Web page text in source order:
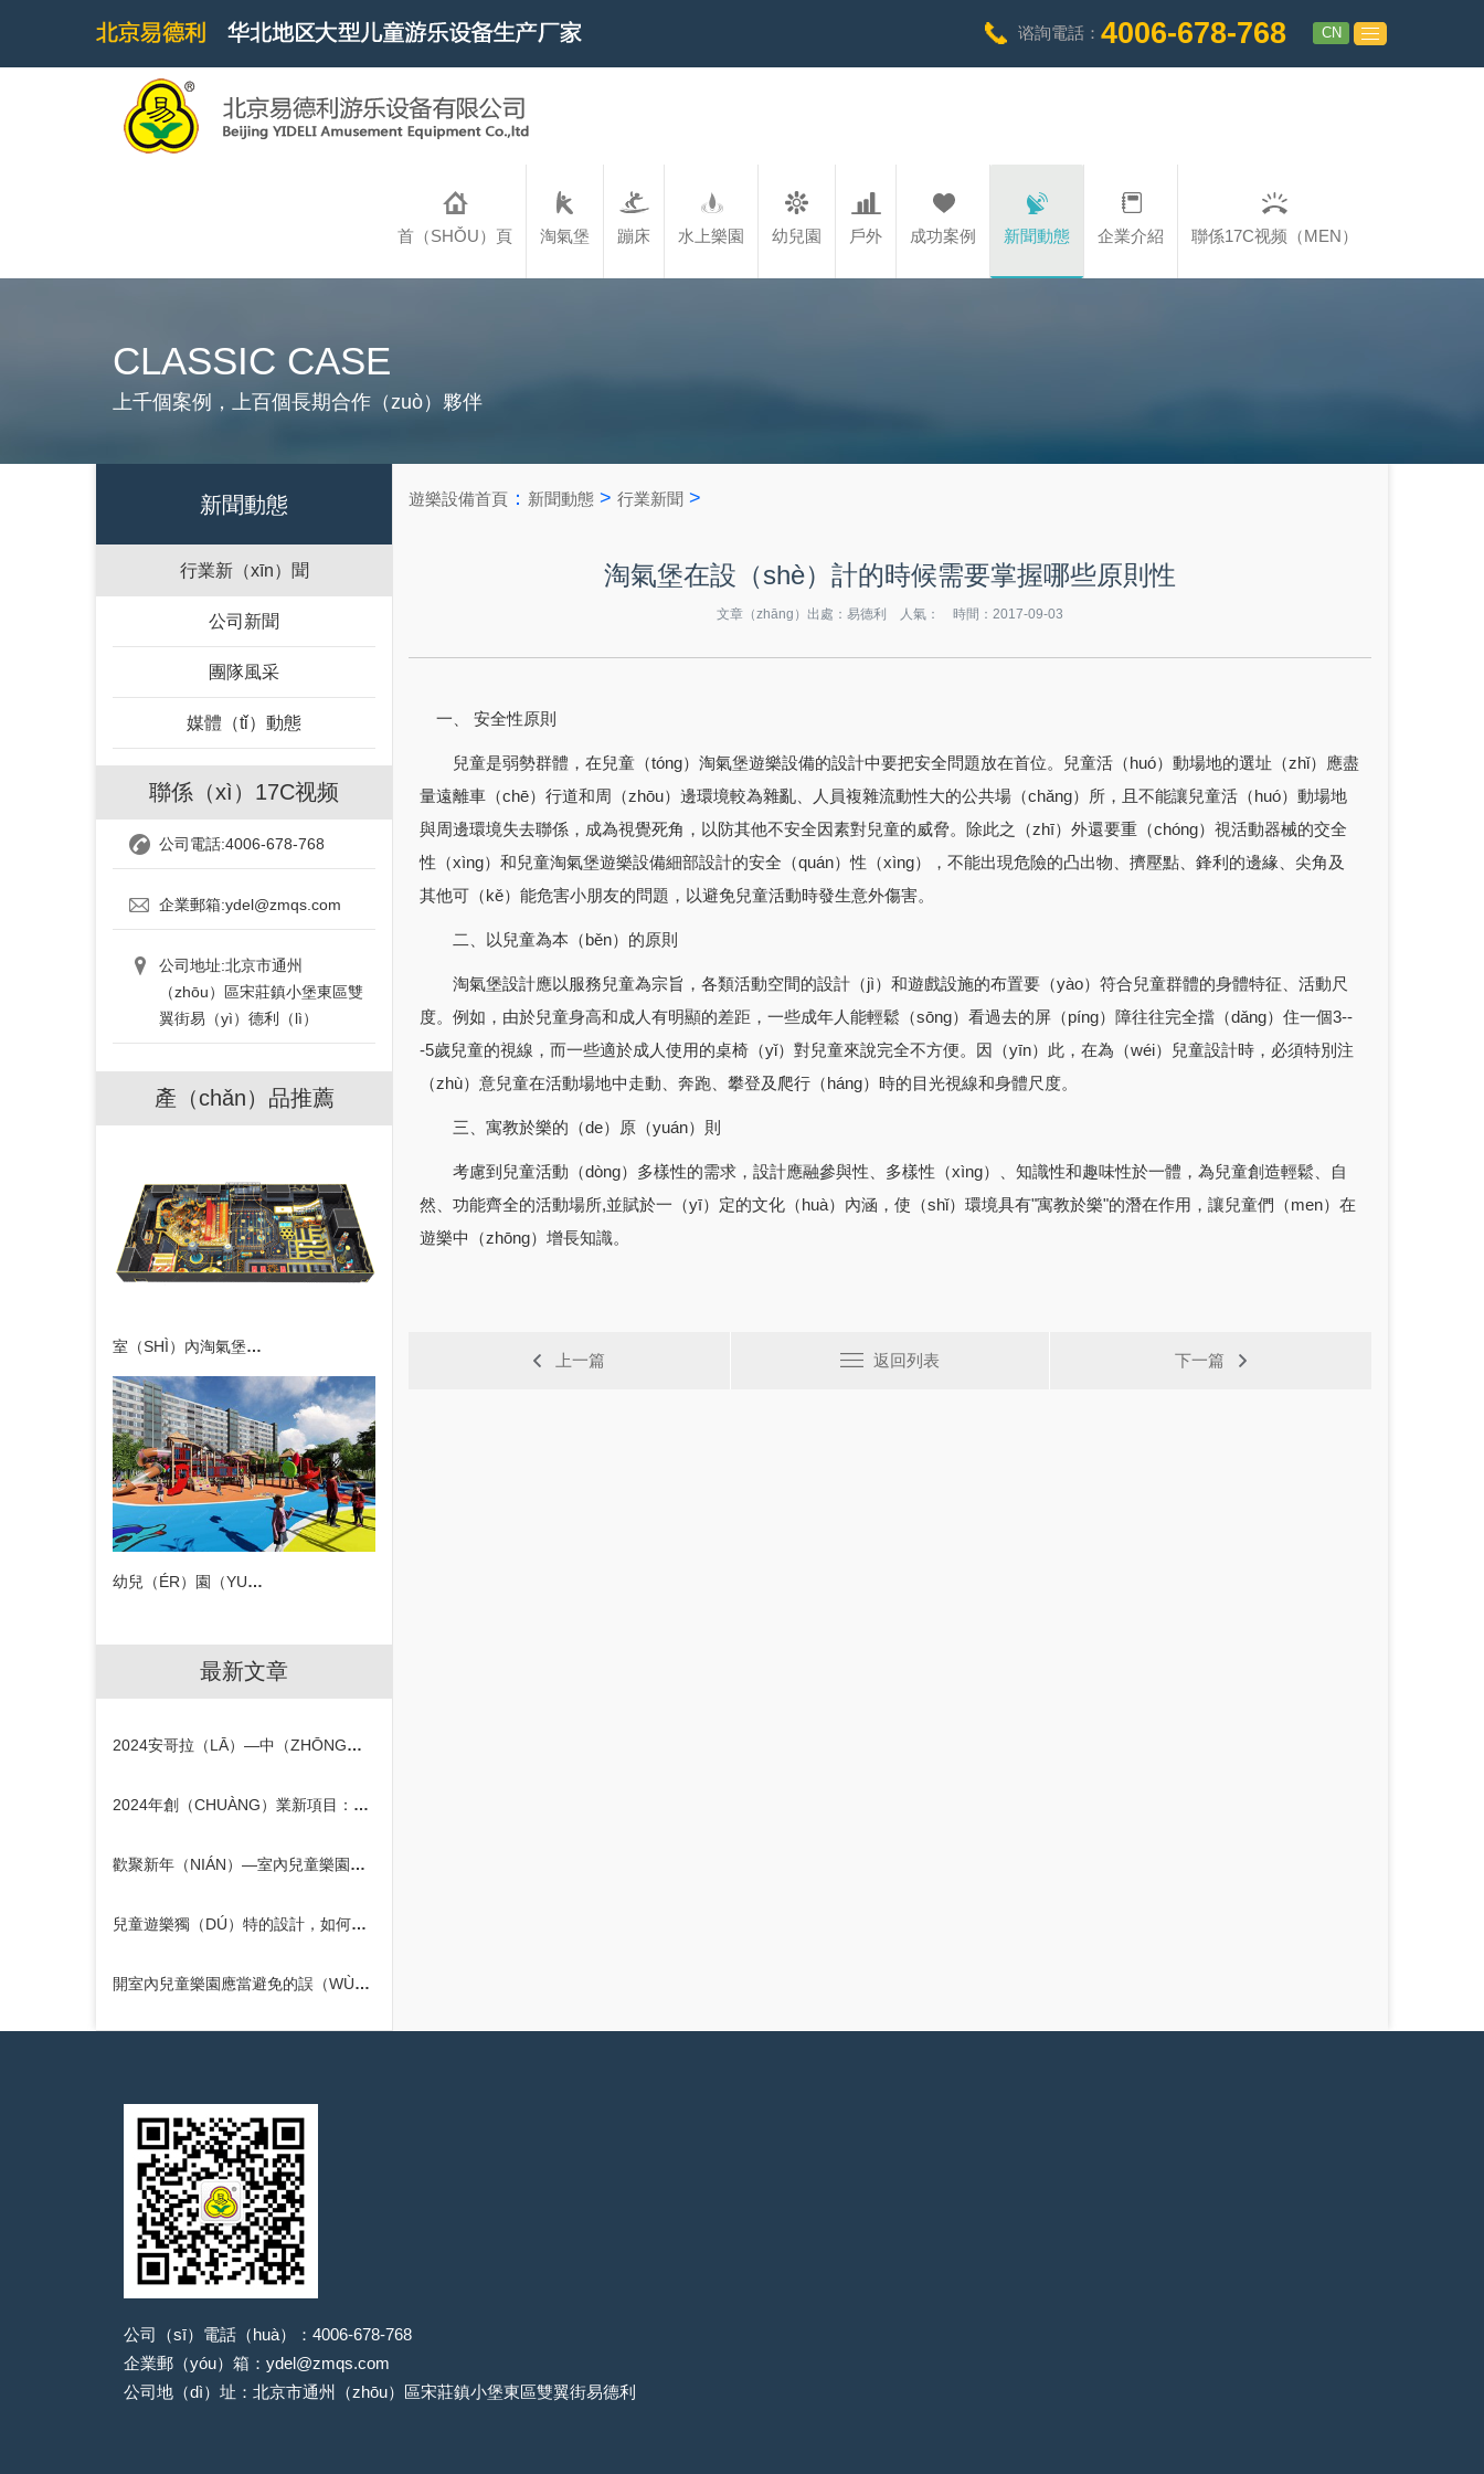
谘詢電話： 4006-678-768 CN
首（SHǑU）頁 淘氣堡 蹦床 水上樂園 幼兒園 戶外 成功案例 新聞動態 企業介紹 聯係17C视频（MEN）
CLASSIC CASE
上千個案例，上百個長期合作（zuò）夥伴
新聞動態
行業新（xīn）聞
公司新聞
團隊風采
媒體（tǐ）動態
聯係（xì）17C视频
公司電話:4006-678-768
企業郵箱:ydel@zmqs.com
公司地址:北京市通州
（zhōu）區宋莊鎮小堡東區雙
翼街易（yì）德利（lì）
產（chǎn）品推薦
室（SHÌ）內淘氣堡運動公園
幼兒（ÉR）園（YUÁN）木製組合（HÉ）滑梯設備
最新文章
2024安哥拉（LĀ）—中（ZHŌNG）國（GUÓ）商（SHĀNG）務高峰論壇在京召開
2024年創（CHUÀNG）業新項目：打造室內兒（ÉR）童（TÓNG）樂園的契（QÌ）機
歡聚新年（NIÁN）—室內兒童樂園元旦活動策劃方（FĀNG）案
兒童遊樂獨（DÚ）特的設計，如何（HÉ）吸引孩子的注意力
開室內兒童樂園應當避免的誤（WÙ）區
遊樂設備首頁 ： 新聞動態 > 行業新聞 >
淘氣堡在設（shè）計的時候需要掌握哪些原則性
文章（zhāng）出處：易德利 人氣： 時間：2017-09-03
一、 安全性原則
兒童是弱勢群體，在兒童（tóng）淘氣堡遊樂設備的設計中要把安全問題放在首位。兒童活（huó）動場地的選址（zhǐ）應盡
量遠離車（chē）行道和周（zhōu）邊環境較為雜亂、人員複雜流動性大的公共場（chǎng）所，且不能讓兒童活（huó）動場地
與周邊環境失去聯係，成為視覺死角，以防其他不安全因素對兒童的威脅。除此之（zhī）外還要重（chóng）視活動器械的交全
性（xìng）和兒童淘氣堡遊樂設備細部設計的安全（quán）性（xìng），不能出現危險的凸出物、擠壓點、鋒利的邊緣、尖角及
其他可（kě）能危害小朋友的問題，以避免兒童活動時發生意外傷害。
二、以兒童為本（běn）的原則
淘氣堡設計應以服務兒童為宗旨，各類活動空間的設計（jì）和遊戲設施的布置要（yào）符合兒童群體的身體特征、活動尺
度。例如，由於兒童身高和成人有明顯的差距，一些成年人能輕鬆（sōng）看過去的屏（píng）障往往完全擋（dǎng）住一個3--
-5歲兒童的視線，而一些適於成人使用的桌椅（yǐ）對兒童來說完全不方便。因（yīn）此，在為（wéi）兒童設計時，必須特別注
（zhù）意兒童在活動場地中走動、奔跑、攀登及爬行（háng）時的目光視線和身體尺度。
三、寓教於樂的（de）原（yuán）則
考慮到兒童活動（dòng）多樣性的需求，設計應融參與性、多樣性（xìng）、知識性和趣味性於一體，為兒童創造輕鬆、自
然、功能齊全的活動場所,並賦於一（yī）定的文化（huà）內涵，使（shǐ）環境具有"寓教於樂"的潛在作用，讓兒童們（men）在
遊樂中（zhōng）增長知識。
上一篇 返回列表 下一篇
公司（sī）電話（huà）：4006-678-768
企業郵（yóu）箱：ydel@zmqs.com
公司地（dì）址：北京市通州（zhōu）區宋莊鎮小堡東區雙翼街易德利